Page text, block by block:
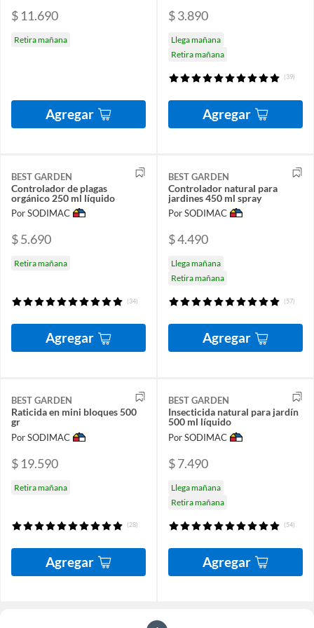
$ 11.690
Retira mañana
Agregar
$ 3.890
Llega mañana
Retira mañana
(39)
Agregar
BEST GARDEN
Controlador de plagas
orgánico 250 ml líquido
Por SODIMAC
$ 5.690
Retira mañana
(34)
Agregar
BEST GARDEN
Controlador natural para
jardines 450 ml spray
Por SODIMAC
$ 4.490
Llega mañana
Retira mañana
(57)
Agregar
BEST GARDEN
Raticida en mini bloques 500
gr
Por SODIMAC
$ 19.590
Retira mañana
(28)
Agregar
BEST GARDEN
Insecticida natural para jardín
500 ml líquido
Por SODIMAC
$ 7.490
Llega mañana
Retira mañana
(54)
Agregar